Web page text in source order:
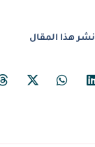
نشر هذا المقال